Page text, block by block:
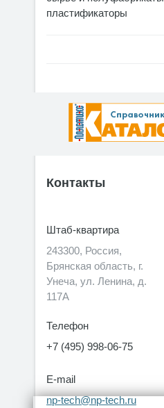
пластификаторы
Контакты
Штаб-квартира
243300, Россия,
Брянская область, г.
Унеча, ул. Ленина, д.
117А
Телефон
+7 (495) 998-06-75
E-mail
np-tech@np-tech.ru